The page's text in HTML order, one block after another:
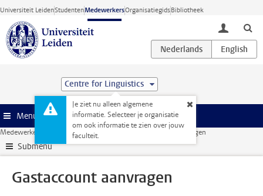
Ga direct naar de inhoud
Universiteit LeidenStudentenMedewerkersOrganisatiegidsBibliotheek
toggle
Centre for Linguistics
Je ziet nu alleen algemene
informatie. Selecteer je organisatie
om ook informatie te zien over jouw
faculteit.
Menu
Medewerkerswebsite ICT ULCN-account Gastaccount aanvragen
Submenu
Gastaccount aanvragen